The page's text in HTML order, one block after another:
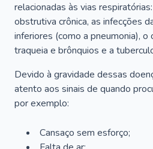
relacionadas às vias
obstrutiva crônica, as infecções
inferiores (como a pneumonia), o
traqueia e brônquios e a
Devido à gravidade dessas
atento aos sinais de quando
por exemplo:
Cansaço sem esforço;